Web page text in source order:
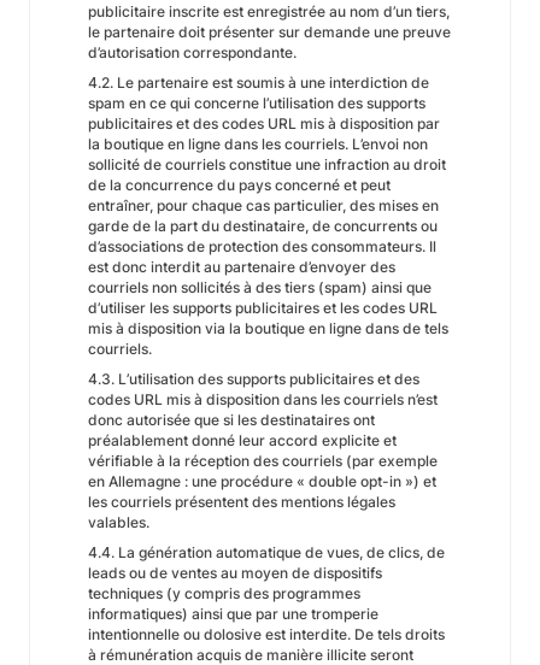
publicitaire inscrite est enregistrée au nom d’un tiers,
le partenaire doit présenter sur demande une preuve
d’autorisation correspondante.
4.2. Le partenaire est soumis à une interdiction de
spam en ce qui concerne l’utilisation des supports
publicitaires et des codes URL mis à disposition par
la boutique en ligne dans les courriels. L’envoi non
sollicité de courriels constitue une infraction au droit
de la concurrence du pays concerné et peut
entraîner, pour chaque cas particulier, des mises en
garde de la part du destinataire, de concurrents ou
d’associations de protection des consommateurs. Il
est donc interdit au partenaire d’envoyer des
courriels non sollicités à des tiers (spam) ainsi que
d’utiliser les supports publicitaires et les codes URL
mis à disposition via la boutique en ligne dans de tels
courriels.
4.3. L’utilisation des supports publicitaires et des
codes URL mis à disposition dans les courriels n’est
donc autorisée que si les destinataires ont
préalablement donné leur accord explicite et
vérifiable à la réception des courriels (par exemple
en Allemagne : une procédure « double opt-in ») et
les courriels présentent des mentions légales
valables.
4.4. La génération automatique de vues, de clics, de
leads ou de ventes au moyen de dispositifs
techniques (y compris des programmes
informatiques) ainsi que par une tromperie
intentionnelle ou dolosive est interdite. De tels droits
à rémunération acquis de manière illicite seront